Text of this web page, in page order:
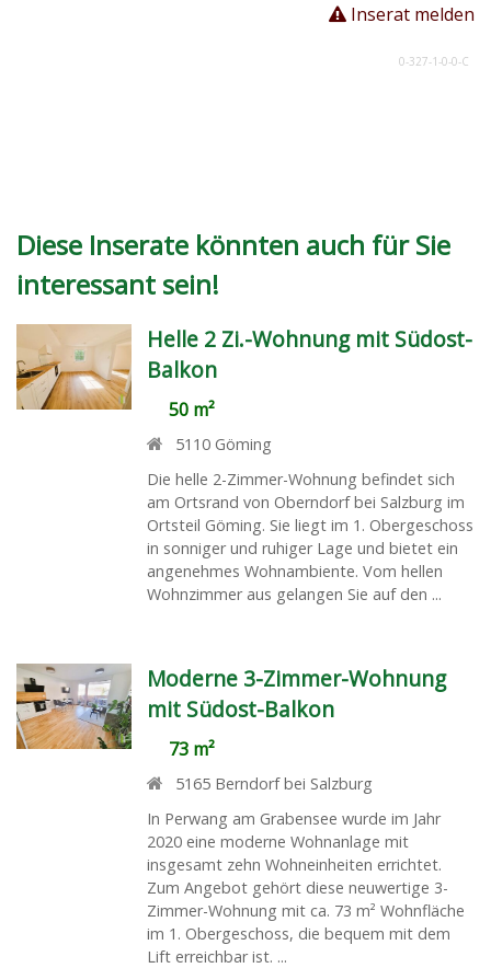
Inserat melden
0-327-1-0-0-C
Diese Inserate könnten auch für Sie
interessant sein!
Helle 2 Zi.-Wohnung mit Südost-
Balkon
50 m²
5110 Göming
Die helle 2-Zimmer-Wohnung befindet sich
am Ortsrand von Oberndorf bei Salzburg im
Ortsteil Göming. Sie liegt im 1. Obergeschoss
in sonniger und ruhiger Lage und bietet ein
angenehmes Wohnambiente. Vom hellen
Wohnzimmer aus gelangen Sie auf den ...
Moderne 3-Zimmer-Wohnung
mit Südost-Balkon
73 m²
5165 Berndorf bei Salzburg
In Perwang am Grabensee wurde im Jahr
2020 eine moderne Wohnanlage mit
insgesamt zehn Wohneinheiten errichtet.
Zum Angebot gehört diese neuwertige 3-
Zimmer-Wohnung mit ca. 73 m² Wohnfläche
im 1. Obergeschoss, die bequem mit dem
Lift erreichbar ist. ...